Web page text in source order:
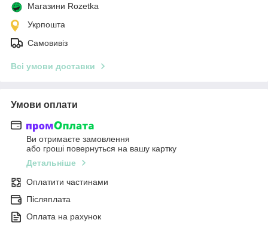
Магазини Rozetka
Укрпошта
Самовивіз
Всі умови доставки
Умови оплати
Ви отримаєте замовлення
або гроші повернуться на вашу картку
Детальніше
Оплатити частинами
Післяплата
Оплата на рахунок